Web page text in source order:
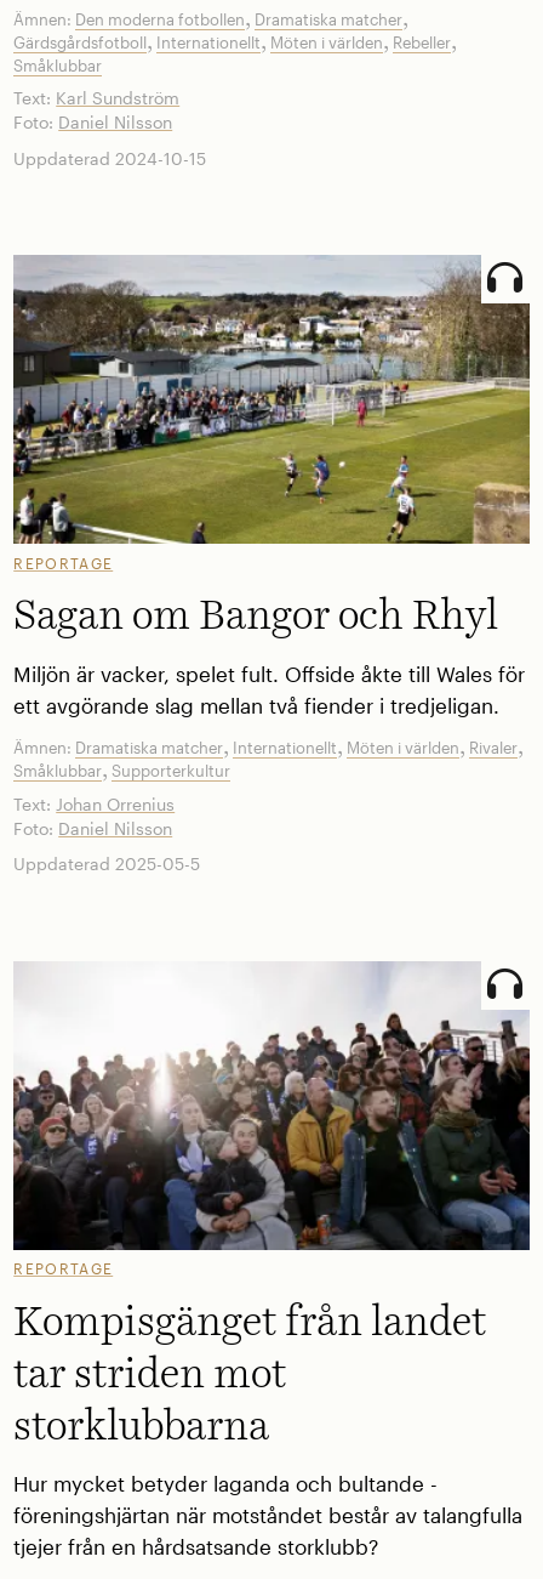
Ämnen: Den moderna fotbollen, Dramatiska matcher,
Gärdsgårdsfotboll, Internationellt, Möten i världen, Rebeller,
Småklubbar
Text: Karl Sundström
Foto: Daniel Nilsson
Uppdaterad 2024-10-15
REPORTAGE
Sagan om Bangor och Rhyl
Miljön är vacker, spelet fult. Offside åkte till Wales för
ett avgörande slag mellan två fiender i tredjeligan.
Ämnen: Dramatiska matcher, Internationellt, Möten i världen, Rivaler,
Småklubbar,Supporterkultur
Text: Johan Orrenius
Foto: Daniel Nilsson
Uppdaterad 2025-05-5
REPORTAGE
Kompisgänget från landet
tar striden mot
storklubbarna
Hur mycket betyder laganda och ­bultande ­
föreningshjärtan när motståndet består av talangfulla
tjejer från en hårdsatsande storklubb?